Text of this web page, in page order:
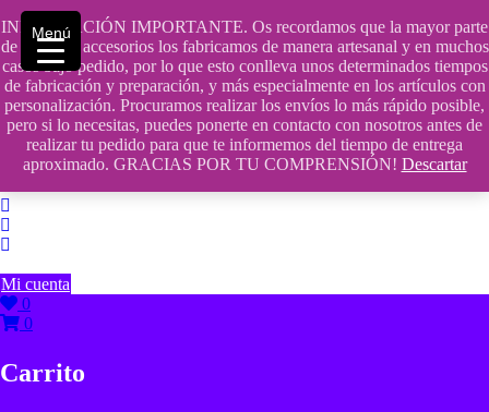
INFORMACIÓN IMPORTANTE. Os recordamos que la mayor parte
de nuestros accesorios los fabricamos de manera artesanal y en muchos
casos bajo pedido, por lo que esto conlleva unos determinados tiempos
de fabricación y preparación, y más especialmente en los artículos con
personalización. Procuramos realizar los envíos lo más rápido posible,
pero si lo necesitas, puedes ponerte en contacto con nosotros antes de
realizar tu pedido para que te informemos del tiempo de entrega
aproximado. GRACIAS POR TU COMPRENSIÓN! Descartar
Saltar
contenido
609241475 SOLO DE 10:00 a 14:00
info@hobbyaescala.com
San Fernando de Henares
10:00 - 14:00
Mi cuenta
0
0
Carrito
Menú